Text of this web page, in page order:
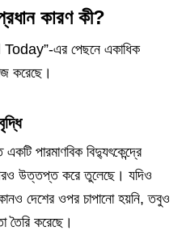
কারণ কী?
এর পেছনে একাধিক
করেছে।
পারমাণবিক বিদ্যুৎকেন্দ্রে
উত্তপ্ত করে তুলেছে। যদিও
দেশের ওপর চাপানো হয়নি, তবুও
তৈরি করেছে।